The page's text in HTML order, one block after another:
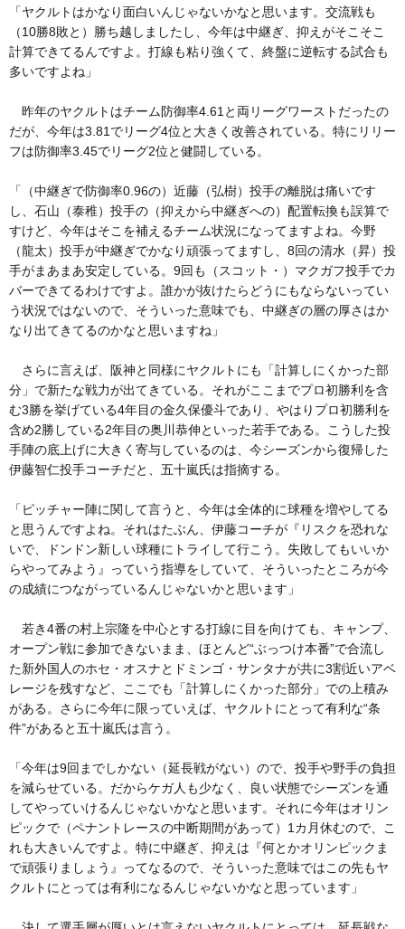
「ヤクルトはかなり面白いんじゃないかなと思います。交流戦も
（10勝8敗と）勝ち越しましたし、今年は中継ぎ、抑えがそこそこ
計算できてるんですよ。打線も粘り強くて、終盤に逆転する試合も
多いですよね」
昨年のヤクルトはチーム防御率4.61と両リーグワーストだったの
だが、今年は3.81でリーグ4位と大きく改善されている。特にリリー
フは防御率3.45でリーグ2位と健闘している。
「（中継ぎで防御率0.96の）近藤（弘樹）投手の離脱は痛いです
し、石山（泰稚）投手の（抑えから中継ぎへの）配置転換も誤算で
すけど、今年はそこを補えるチーム状況になってますよね。今野
（龍太）投手が中継ぎでかなり頑張ってますし、8回の清水（昇）投
手がまあまあ安定している。9回も（スコット・）マクガフ投手でカ
バーできてるわけですよ。誰かが抜けたらどうにもならないってい
う状況ではないので、そういった意味でも、中継ぎの層の厚さはか
なり出てきてるのかなと思いますね」
さらに言えば、阪神と同様にヤクルトにも「計算しにくかった部
分」で新たな戦力が出てきている。それがここまでプロ初勝利を含
む3勝を挙げている4年目の金久保優斗であり、やはりプロ初勝利を
含め2勝している2年目の奥川恭伸といった若手である。こうした投
手陣の底上げに大きく寄与しているのは、今シーズンから復帰した
伊藤智仁投手コーチだと、五十嵐氏は指摘する。
「ピッチャー陣に関して言うと、今年は全体的に球種を増やしてる
と思うんですよね。それはたぶん、伊藤コーチが『リスクを恐れな
いで、ドンドン新しい球種にトライして行こう。失敗してもいいか
らやってみよう』っていう指導をしていて、そういったところが今
の成績につながっているんじゃないかと思います」
若き4番の村上宗隆を中心とする打線に目を向けても、キャンプ、
オープン戦に参加できないまま、ほとんど“ぶっつけ本番”で合流し
た新外国人のホセ・オスナとドミンゴ・サンタナが共に3割近いアベ
レージを残すなど、ここでも「計算しにくかった部分」での上積み
がある。さらに今年に限っていえば、ヤクルトにとって有利な“条
件”があると五十嵐氏は言う。
「今年は9回までしかない（延長戦がない）ので、投手や野手の負担
を減らせている。だからケガ人も少なく、良い状態でシーズンを通
してやっていけるんじゃないかなと思います。それに今年はオリン
ピックで（ペナントレースの中断期間があって）1カ月休むので、こ
れも大きいんですよ。特に中継ぎ、抑えは『何とかオリンピックま
で頑張りましょう』ってなるので、そういった意味ではこの先もヤ
クルトにとっては有利になるんじゃないかなと思っています」